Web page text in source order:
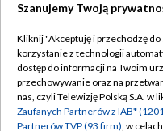
Abonament TVP
Emisja w TVP
Szanujemy Twoją
Kliknij "Akceptuję i przechodzę
korzystanie z technologii
dostęp do informacji na Twoim
przechowywanie oraz na
nas, czyli Telewizję Polską S.A. w
Zaufanych Partnerów z IAB*
Partnerów TVP (93 firm), w